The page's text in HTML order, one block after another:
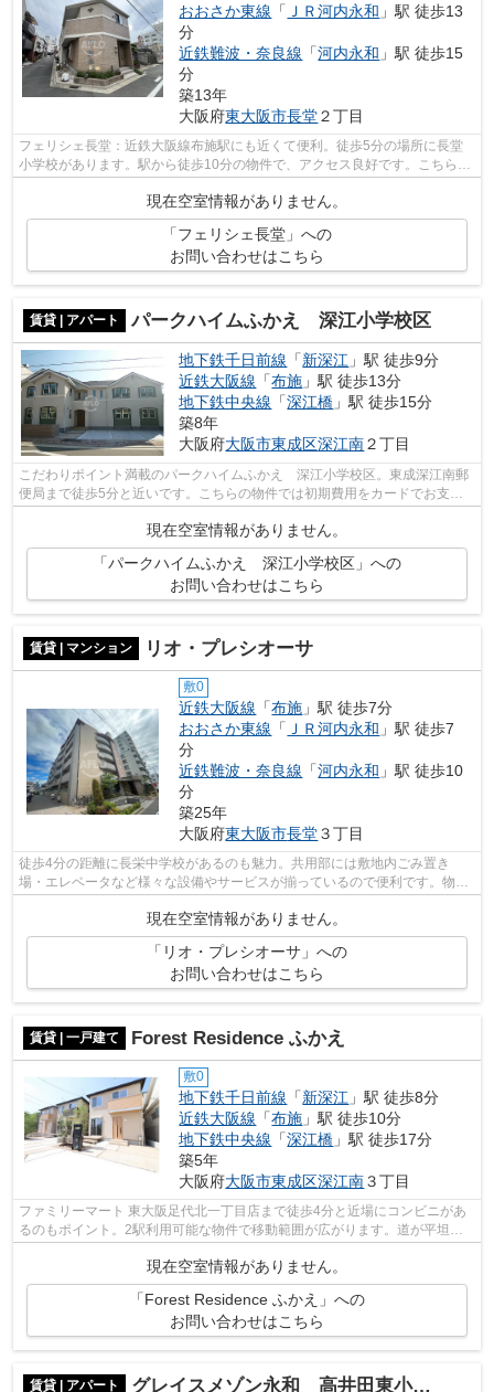
おおさか東線 「 ＪＲ河内永和 」駅 徒歩13
分
近鉄難波・奈良線 「河内永和 」駅 徒歩15
分
築13年
大阪府東大阪市長堂２丁目
フェリシェ長堂：近鉄大阪線布施駅にも近くて便利。徒歩5分の場所に長堂
小学校があります。駅から徒歩10分の物件で、アクセス良好です。こちらの
現在空室情報がありません。
「フェリシェ長堂」への
お問い合わせはこちら
賃貸 | アパート パークハイムふかえ 深江小学校区
地下鉄千日前線 「新深江 」駅 徒歩9分
近鉄大阪線 「布施 」駅 徒歩13分
地下鉄中央線 「深江橋 」駅 徒歩15分
築8年
大阪府大阪市東成区深江南２丁目
こだわりポイント満載のパークハイムふかえ 深江小学校区。東成深江南郵
便局まで徒歩5分と近いです。こちらの物件では初期費用をカードでお支払
いいただけます。2018年築の物件となっ...
現在空室情報がありません。
「パークハイムふかえ 深江小学校区」への
お問い合わせはこちら
賃貸 | マンション リオ・プレシオーサ
敷0
近鉄大阪線 「布施 」駅 徒歩7分
おおさか東線 「 ＪＲ河内永和 」駅 徒歩7
分
近鉄難波・奈良線 「河内永和 」駅 徒歩10
分
築25年
大阪府東大阪市長堂３丁目
徒歩4分の距離に長栄中学校があるのも魅力。共用部には敷地内ごみ置き
場・エレベータなど様々な設備やサービスが揃っているので便利です。物件
現在空室情報がありません。
「リオ・プレシオーサ」への
お問い合わせはこちら
賃貸 | 一戸建て Forest Residence ふかえ
敷0
地下鉄千日前線 「新深江 」駅 徒歩8分
近鉄大阪線 「布施 」駅 徒歩10分
地下鉄中央線 「深江橋 」駅 徒歩17分
築5年
大阪府大阪市東成区深江南３丁目
ファミリーマート 東大阪足代北一丁目店まで徒歩4分と近場にコンビニがあ
るのもポイント。2駅利用可能な物件で移動範囲が広がります。道が平坦だ
と買い物も快適にできますね。こだわり...
現在空室情報がありません。
「Forest Residence ふかえ」への
お問い合わせはこちら
賃貸 | アパート グレイスメゾン永和 高井田東小学校